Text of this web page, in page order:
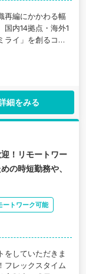
再編にかかわる幅
内14拠点・海外1
ライ」を創るコン
細をみる
！リモートワー
の時短勤務や、
ートワーク可能
をしていただきま
フレックスタイム